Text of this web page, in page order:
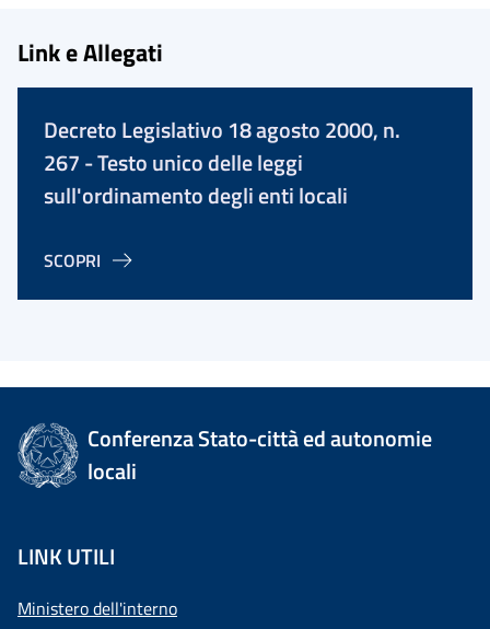
Link e Allegati
Decreto Legislativo 18 agosto 2000, n.
267 - Testo unico delle leggi
sull'ordinamento degli enti locali
SCOPRI
Conferenza Stato-città ed autonomie
locali
LINK UTILI
Ministero dell'interno